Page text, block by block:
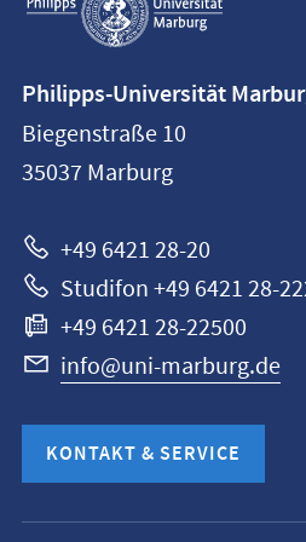
Navigation
Philipps-
Universität
Marburg
Philipps-Universität
Biegenstraße 10
35037 Marburg
+49 6421 28-20
Studifon +49 6421 28-
+49 6421 28-22500
info@uni-marburg.de
KONTAKT & SERVICE